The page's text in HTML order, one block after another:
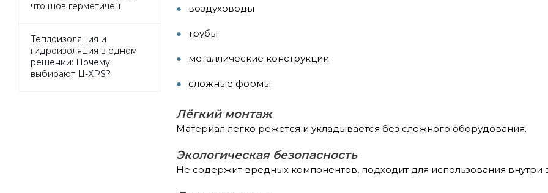
воздуховоды
трубы
металлические конструкции
сложные формы
Лёгкий монтаж
Материал легко режется и укладывается без сложного оборудования.
Экологическая безопасность
Не содержит вредных компонентов, подходит для использования внутри
что шов герметичен
Теплоизоляция и
гидроизоляция в одном
решении: Почему
выбирают Ц-XPS?